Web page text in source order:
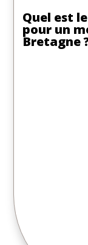
Quel est
pour un
Bretagne